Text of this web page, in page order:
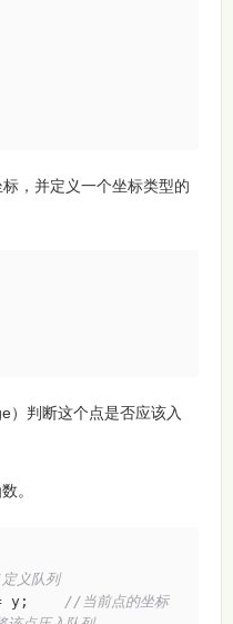
，并定义一个坐标类型的
）判断这个点是否应该入
。
义队列
= y;
//当前点的坐标